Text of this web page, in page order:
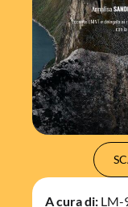
A cura di: LM-